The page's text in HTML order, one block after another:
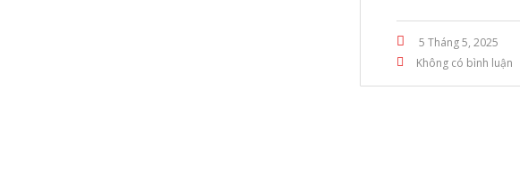
5 Tháng 5, 2025
Không có bình luận